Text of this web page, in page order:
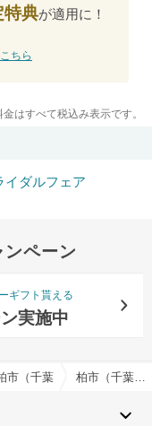
特典が適用に！
ちら
はすべて税込み表示です。
イダルフェア
ンペーン
ギフト貰える
実施中
市（千葉県）の結婚式場柏市（千葉県）の料理演出ありでおすすめの結婚式場・挙式会場一覧